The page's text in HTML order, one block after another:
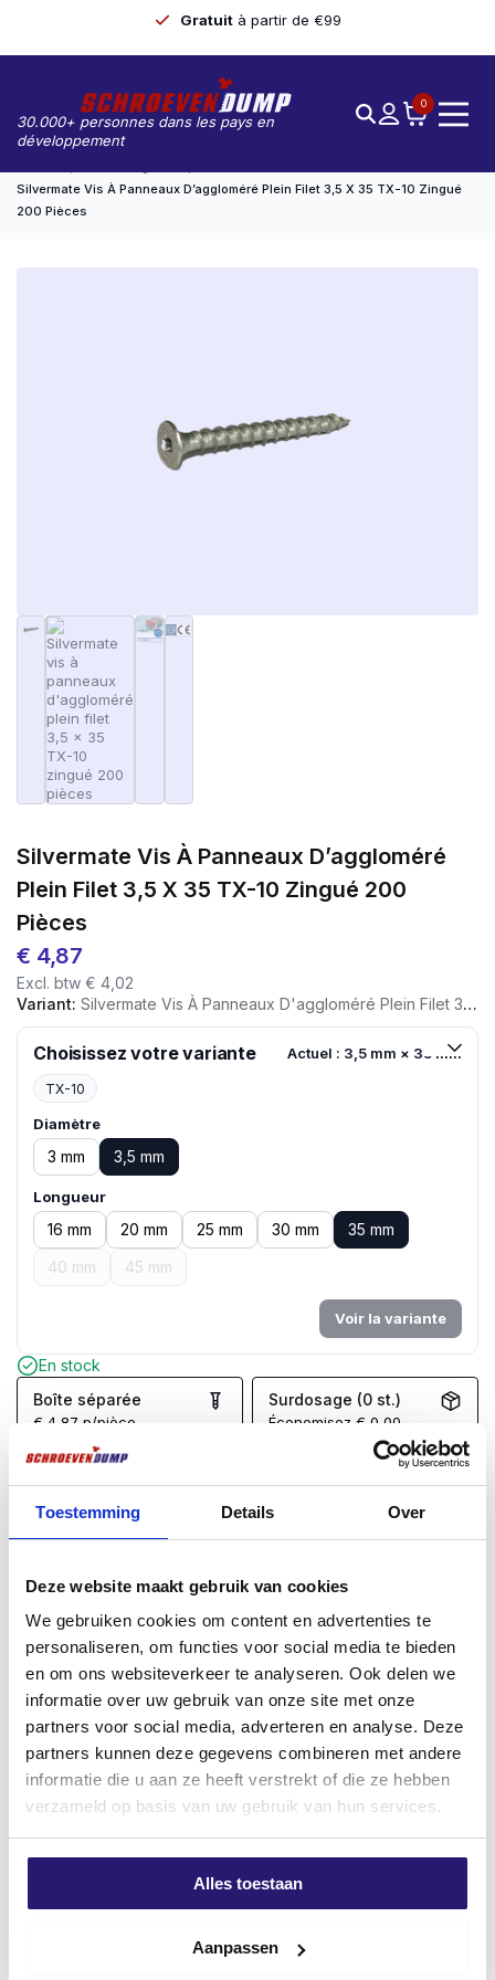
Toestemming Details Over
Deze website maakt gebruik van cookies
We gebruiken cookies om content en advertenties te
personaliseren, om functies voor social media te bieden
en om ons websiteverkeer te analyseren. Ook delen we
informatie over uw gebruik van onze site met onze
partners voor social media, adverteren en analyse. Deze
partners kunnen deze gegevens combineren met andere
informatie die u aan ze heeft verstrekt of die ze hebben
verzameld op basis van uw gebruik van hun services.
Alles toestaan
Aanpassen
Gratuit à partir de €99
30.000+ personnes dans les pays en
développement
0
Silvermate Vis À Panneaux D’aggloméré Plein Filet 3,5 X 35 TX-10 Zingué
200 Pièces
Silvermate Vis À Panneaux D’aggloméré
Plein Filet 3,5 X 35 TX-10 Zingué 200
Pièces
€ 4,87
Excl. btw € 4,02
Variant: Silvermate Vis À Panneaux D'aggloméré Plein Filet 3,5 X 35 TX-10 Zingué 200 Pièces
Choisissez votre variante Actuel : 3,5 mm × 35 mm
TX-10
Diamètre
3 mm 3,5 mm
Longueur
16 mm 20 mm 25 mm 30 mm
35 mm
40 mm
45 mm
Voir la variante
En stock
Boîte séparée
€ 4,87 p/pièce
Surdosage (0 st.)
Économisez€ 0,00
Commandé avant 17h, expédié le jour même*
Livraison gratuite à partir de 99 €
Évaluation des clients 9,7/10
DESCRIPTIONINFORMATIONS COMPLÉMENTAIRESAVIS (0)
Description du produit
Vis à panneaux d’aggloméré silvermate
En tant que vis unique sur le marché, les vis
SilverMate Next generation ont leur propre pas
pour obtenir une valeur d’arrachement élevée. Les vis
Plus d'informations